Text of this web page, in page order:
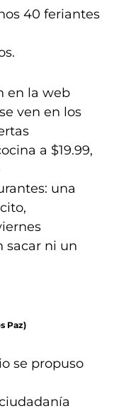
40 feriantes
en la web
ven en los
a $19.99,
una
sacar ni un
Paz)
se propuso